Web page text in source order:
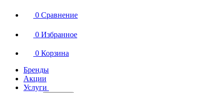
0 Сравнение
0 Избранное
0 Корзина
Бренды
Акции
Услуги